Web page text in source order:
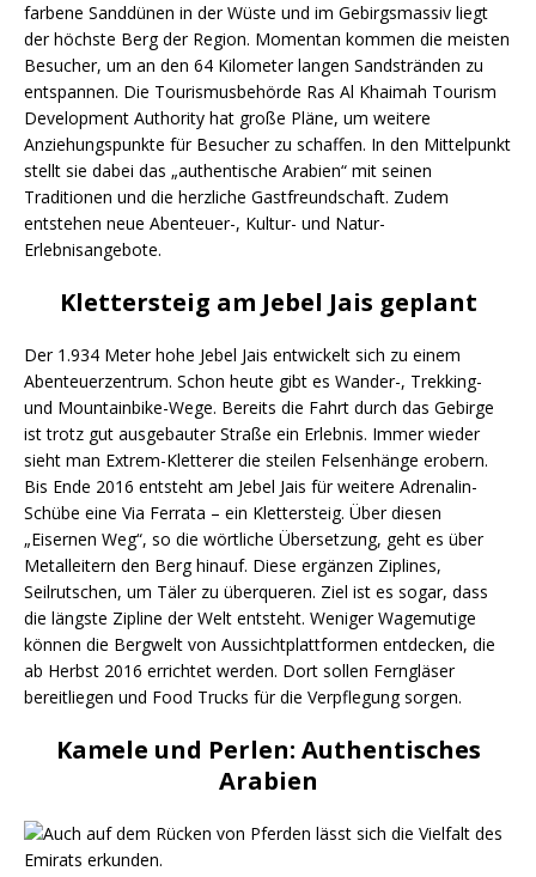
farbene Sanddünen in der Wüste und im Gebirgsmassiv liegt
der höchste Berg der Region. Momentan kommen die meisten
Besucher, um an den 64 Kilometer langen Sandstränden zu
entspannen. Die Tourismusbehörde Ras Al Khaimah Tourism
Development Authority hat große Pläne, um weitere
Anziehungspunkte für Besucher zu schaffen. In den Mittelpunkt
stellt sie dabei das „authentische Arabien“ mit seinen
Traditionen und die herzliche Gastfreundschaft. Zudem
entstehen neue Abenteuer-, Kultur- und Natur-
Erlebnisangebote.
Klettersteig am Jebel Jais geplant
Der 1.934 Meter hohe Jebel Jais entwickelt sich zu einem
Abenteuerzentrum. Schon heute gibt es Wander-, Trekking-
und Mountainbike-Wege. Bereits die Fahrt durch das Gebirge
ist trotz gut ausgebauter Straße ein Erlebnis. Immer wieder
sieht man Extrem-Kletterer die steilen Felsenhänge erobern.
Bis Ende 2016 entsteht am Jebel Jais für weitere Adrenalin-
Schübe eine Via Ferrata – ein Klettersteig. Über diesen
„Eisernen Weg“, so die wörtliche Übersetzung, geht es über
Metalleitern den Berg hinauf. Diese ergänzen Ziplines,
Seilrutschen, um Täler zu überqueren. Ziel ist es sogar, dass
die längste Zipline der Welt entsteht. Weniger Wagemutige
können die Bergwelt von Aussichtplattformen entdecken, die
ab Herbst 2016 errichtet werden. Dort sollen Ferngläser
bereitliegen und Food Trucks für die Verpflegung sorgen.
Kamele und Perlen: Authentisches
Arabien